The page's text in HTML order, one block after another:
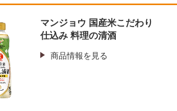
マンジョウ 国産米こだわり
仕込み 料理の清酒
商品情報を見る